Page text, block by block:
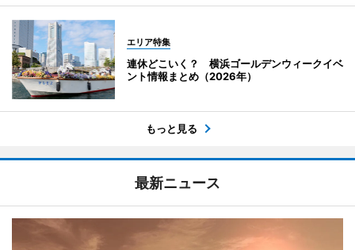
エリア特集
連休どこいく？ 横浜ゴールデンウィークイベ
ント情報まとめ（2026年）
もっと見る
最新ニュース